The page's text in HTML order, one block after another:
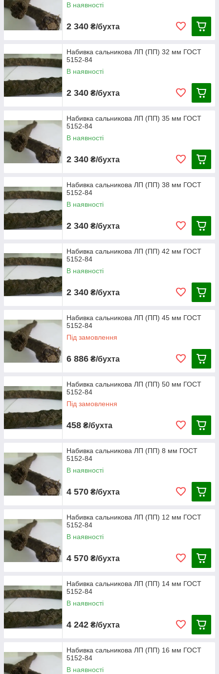
В наявності
2 340 ₴/бухта
Набивка сальникова ЛП (ПП) 32 мм ГОСТ
5152-84
В наявності
2 340 ₴/бухта
Набивка сальникова ЛП (ПП) 35 мм ГОСТ
5152-84
В наявності
2 340 ₴/бухта
Набивка сальникова ЛП (ПП) 38 мм ГОСТ
5152-84
В наявності
2 340 ₴/бухта
Набивка сальникова ЛП (ПП) 42 мм ГОСТ
5152-84
В наявності
2 340 ₴/бухта
Набивка сальникова ЛП (ПП) 45 мм ГОСТ
5152-84
Під замовлення
6 886 ₴/бухта
Набивка сальникова ЛП (ПП) 50 мм ГОСТ
5152-84
Під замовлення
458 ₴/бухта
Набивка сальникова ЛП (ПП) 8 мм ГОСТ
5152-84
В наявності
4 570 ₴/бухта
Набивка сальникова ЛП (ПП) 12 мм ГОСТ
5152-84
В наявності
4 570 ₴/бухта
Набивка сальникова ЛП (ПП) 14 мм ГОСТ
5152-84
В наявності
4 242 ₴/бухта
Набивка сальникова ЛП (ПП) 16 мм ГОСТ
5152-84
В наявності